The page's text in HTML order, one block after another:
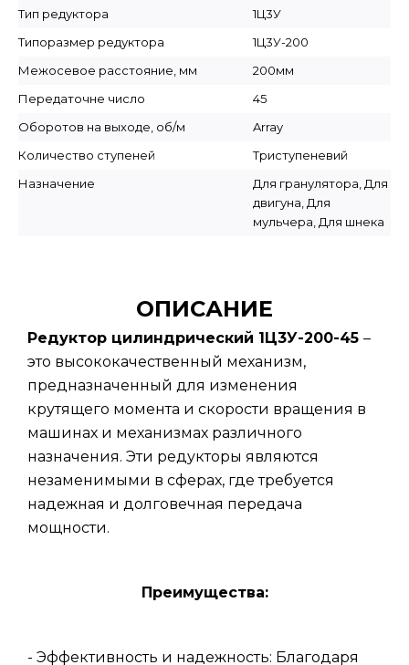
Тип редуктора
1Ц3У
Типоразмер редуктора
1Ц3У-200
Межосевое расстояние, мм
200мм
Передаточне число
45
Оборотов на выходе, об/м
Array
Количество ступеней
Триступеневий
Назначение
Для гранулятора, Для
двигуна, Для
мульчера, Для шнека
ОПИСАНИЕ
Редуктор цилиндрический 1Ц3У-200-45 –
это высококачественный механизм,
предназначенный для изменения
крутящего момента и скорости вращения в
машинах и механизмах различного
назначения. Эти редукторы являются
незаменимыми в сферах, где требуется
надежная и долговечная передача
мощности.
Преимущества:
- Эффективность и надежность: Благодаря